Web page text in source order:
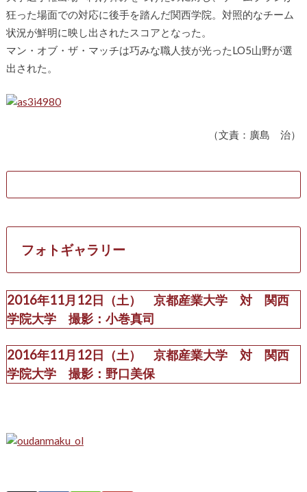
狂った場面での対応に後手を踏んだ関西学院。対照的なチーム
状況が鮮明に映し出されたスコアとなった。
マン・オブ・ザ・マッチは巧みな職人技が光ったLO5山野が選
出された。
（文責：廣島 治）
フォトギャラリー
2016年11月12日（土） 京都産業大学 対 関西
学院大学 撮影：小巻真司
2016年11月12日（土） 京都産業大学 対 関西
学院大学 撮影：野口美保